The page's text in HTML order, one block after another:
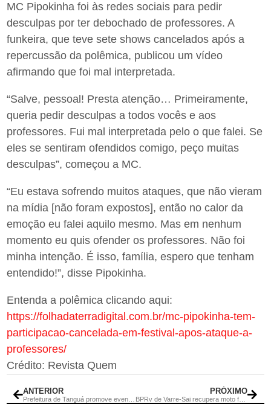
MC Pipokinha foi às redes sociais para pedir
desculpas por ter debochado de professores. A
funkeira, que teve sete shows cancelados após a
repercussão da polêmica, publicou um vídeo
afirmando que foi mal interpretada.
“Salve, pessoal! Presta atenção… Primeiramente,
queria pedir desculpas a todos vocês e aos
professores. Fui mal interpretada pelo o que falei. Se
eles se sentiram ofendidos comigo, peço muitas
desculpas”, começou a MC.
“Eu estava sofrendo muitos ataques, que não vieram
na mídia [não foram expostos], então no calor da
emoção eu falei aquilo mesmo. Mas em nenhum
momento eu quis ofender os professores. Não foi
minha intenção. É isso, família, espero que tenham
entendido!”, disse Pipokinha.
Entenda a polêmica clicando aqui:
https://folhadaterradigital.com.br/mc-pipokinha-tem-
participacao-cancelada-em-festival-apos-ataque-a-
professores/
Crédito: Revista Quem
ANTERIOR
Prefeitura de Tanguá promove evento em comemoração ao Dia Internacional da Mulher
PRÓXIMO
BPRv de Varre-Sai recupera moto furtada e prende dois suspeitos